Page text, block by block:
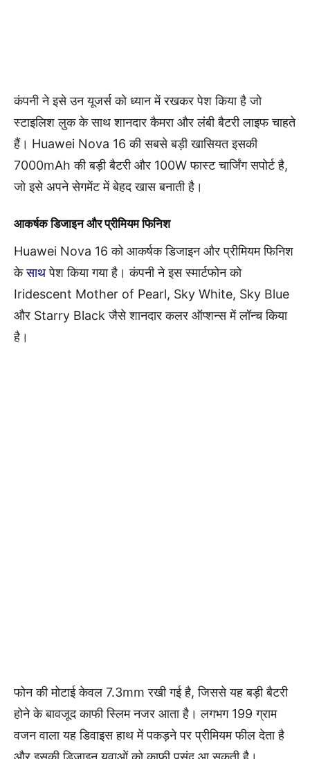
कंपनी ने इसे उन यूजर्स को ध्यान में रखकर पेश किया है जो
स्टाइलिश लुक के साथ शानदार कैमरा और लंबी बैटरी लाइफ चाहते
हैं। Huawei Nova 16 की सबसे बड़ी खासियत इसकी
7000mAh की बड़ी बैटरी और 100W फास्ट चार्जिंग सपोर्ट है,
जो इसे अपने सेगमेंट में बेहद खास बनाती है।
आकर्षक डिजाइन और प्रीमियम फिनिश
Huawei Nova 16 को आकर्षक डिजाइन और प्रीमियम फिनिश
केसाथपेश किया गया है। कंपनी ने इस स्मार्टफोन को
Iridescent Mother of Pearl, Sky White, Sky Blue
और Starry Black जैसे शानदार कलर ऑप्शन्स में लॉन्च किया
है।
फोन की मोटाई केवल 7.3mm रखी गई है, जिससे यह बड़ी बैटरी
होने के बावजूद काफी स्लिम नजर आता है। लगभग 199 ग्राम
वजन वाला यह डिवाइस हाथ में पकड़ने पर प्रीमियम फील देता है